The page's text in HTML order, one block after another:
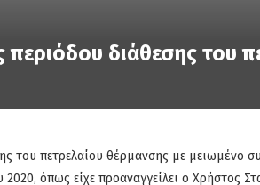
διάθεσης του
του πετρελαίου θέρμανσης με μειωμένο
όπως είχε προαναγγείλει ο Χρήστος